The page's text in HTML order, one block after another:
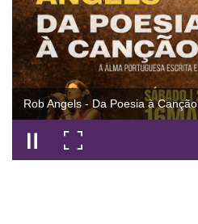
Rob Angels - Da Poesia à Canção